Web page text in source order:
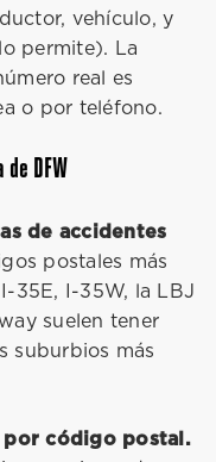
vehículo, y
permite). La
real es
o por teléfono.
DFW
de accidentes
postales más
35E, I-35W, la LBJ
suelen tener
suburbios más
por código postal.